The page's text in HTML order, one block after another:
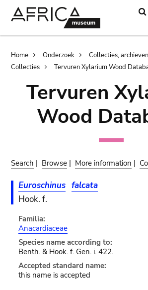
Breadcrumb
Home Onderzoek
Collecties,
Collecties
Tervuren Xylarium Wood
Tervuren
Wood
Search | Browse | More information |
Euroschinus falcata
Hook. f.
Familia:
Anacardiaceae
Species name according to:
Benth. & Hook. f. Gen. i. 422.
Accepted standard name:
this name is accepted